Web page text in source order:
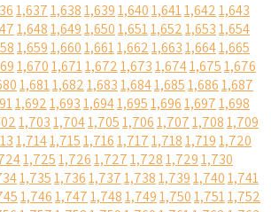
1,6371,6381,6391,6401,6411,6421,643
1,6481,6491,6501,6511,6521,6531,654
1,6591,6601,6611,6621,6631,6641,665
1,6701,6711,6721,6731,6741,6751,676
1,6811,6821,6831,6841,6851,6861,687
1,6921,6931,6941,6951,6961,6971,698
1,7031,7041,7051,7061,7071,7081,709
1,7141,7151,7161,7171,7181,7191,720
1,7251,7261,7271,7281,7291,730
1,7351,7361,7371,7381,7391,7401,741
1,7461,7471,7481,7491,7501,7511,752